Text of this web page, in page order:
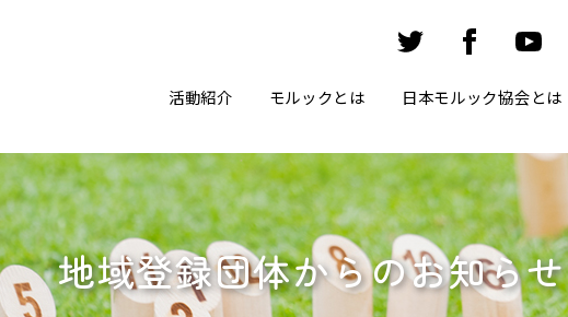
活動紹介 モルックとは 日本モルック協会とは
地域登録団体からのお知らせ